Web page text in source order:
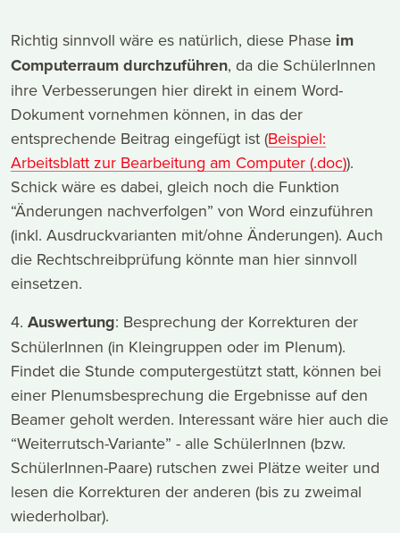
Richtig sinnvoll wäre es natürlich, diese Phase im
Computerraum durchzuführen, da die SchülerInnen
ihre Verbesserungen hier direkt in einem Word-
Dokument vornehmen können, in das der
entsprechende Beitrag eingefügt ist (Beispiel:
Arbeitsblatt zur Bearbeitung am Computer (.doc)).
Schick wäre es dabei, gleich noch die Funktion
“Änderungen nachverfolgen” von Word einzuführen
(inkl. Ausdruckvarianten mit/ohne Änderungen). Auch
die Rechtschreibprüfung könnte man hier sinnvoll
einsetzen.
4. Auswertung: Besprechung der Korrekturen der
SchülerInnen (in Kleingruppen oder im Plenum).
Findet die Stunde computergestützt statt, können bei
einer Plenumsbesprechung die Ergebnisse auf den
Beamer geholt werden. Interessant wäre hier auch die
“Weiterrutsch-Variante” - alle SchülerInnen (bzw.
SchülerInnen-Paare) rutschen zwei Plätze weiter und
lesen die Korrekturen der anderen (bis zu zweimal
wiederholbar).